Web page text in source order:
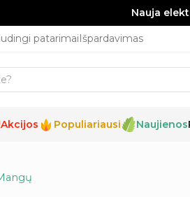
Nauja
patarimaiIšpardavimas
Akcijos Populiariausi Naujienos